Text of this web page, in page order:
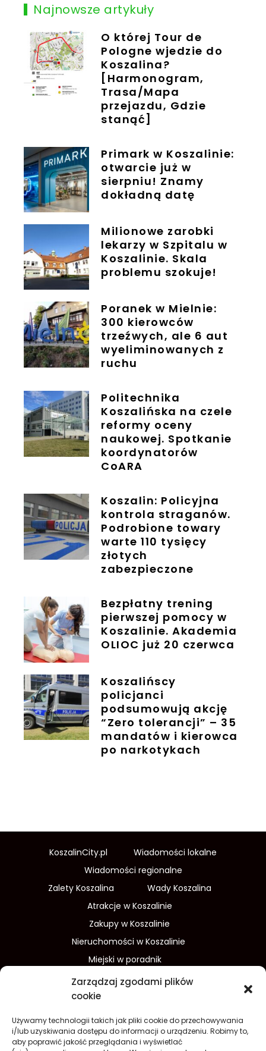
Zarządzaj zgodami plików
cookie
Używamy technologii takich jak pliki cookie do przechowywania
i/lub uzyskiwania dostępu do informacji o urządzeniu. Robimy to,
aby poprawić jakość przeglądania i wyświetlać
Najnowsze artykuły
O której Tour de
Pologne wjedzie do
Koszalina?
[Harmonogram,
Trasa/Mapa
przejazdu, Gdzie
stanąć]
Primark w Koszalinie:
otwarcie już w
sierpniu! Znamy
dokładną datę
Milionowe zarobki
lekarzy w Szpitalu w
Koszalinie. Skala
problemu szokuje!
Poranek w Mielnie:
300 kierowców
trzeźwych, ale 6 aut
wyeliminowanych z
ruchu
Politechnika
Koszalińska na czele
reformy oceny
naukowej. Spotkanie
koordynatorów
CoARA
Koszalin: Policyjna
kontrola straganów.
Podrobione towary
warte 110 tysięcy
złotych
zabezpieczone
Bezpłatny trening
pierwszej pomocy w
Koszalinie. Akademia
OLIOC już 20 czerwca
Koszalińscy
policjanci
podsumowują akcję
“Zero tolerancji” – 35
mandatów i kierowca
po narkotykach
KoszalinCity.pl
Wiadomości lokalne
Wiadomości regionalne
Zalety Koszalina
Wady Koszalina
Atrakcje w Koszalinie
Zakupy w Koszalinie
Nieruchomości w Koszalinie
Miejski w poradnik
Wydarzenia w Koszalinie
Sport w Koszalinie
Finanse i inwestycje
Dom i ogród
Turystyka
Lifestyle O nas